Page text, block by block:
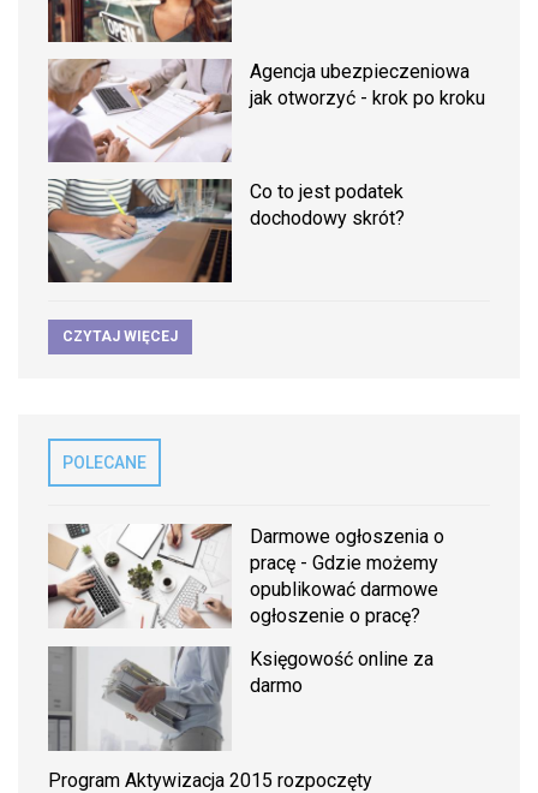
Agencja ubezpieczeniowa
jak otworzyć - krok po kroku
Co to jest podatek
dochodowy skrót?
CZYTAJ WIĘCEJ
POLECANE
Darmowe ogłoszenia o
pracę - Gdzie możemy
opublikować darmowe
ogłoszenie o pracę?
Księgowość online za
darmo
Program Aktywizacja 2015 rozpoczęty